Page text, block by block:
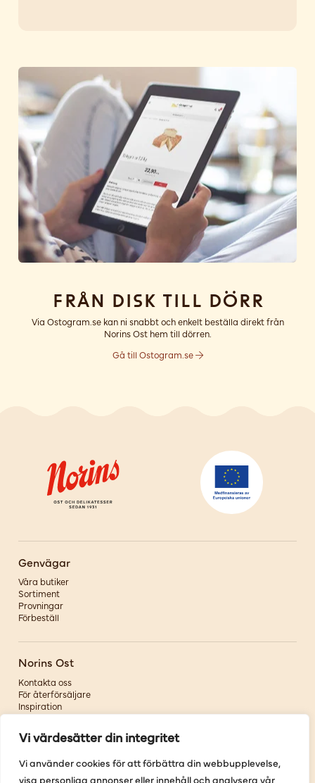
Vi värdesätter din integritet
Vi använder cookies för att förbättra din webbupplevelse,
visa personliga annonser eller innehåll och analysera vår
Från disk till dörr
Via Ostogram.se kan ni snabbt och enkelt beställa direkt från
Norins Ost hem till dörren.
Gå till Ostogram.se
Genvägar
Våra butiker
Sortiment
Provningar
Förbeställ
Norins Ost
Kontakta oss
För återförsäljare
Inspiration
Om oss
Följ oss